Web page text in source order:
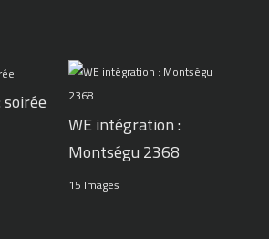
WE intégration :
Montségu 2368
15 Images